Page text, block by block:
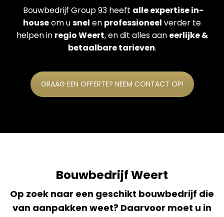
Bouwbedrijf Group 93 heeft alle expertise in-
houseom usnel en professioneel verder te
helpen in regio Weert, en dit alles aan eerlijke &
betaalbare tarieven.
GRAAG EEN OFFERTE? NEEM CONTACT OP!
Bouwbedrijf Weert
Op zoek naar een geschikt bouwbedrijf die
van aanpakken weet? Daarvoor moet u in